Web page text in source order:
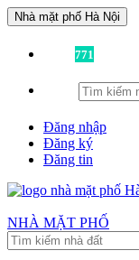
Nhà mặt phố Hà Nội
771
Đăng nhập
Đăng ký
Đăng tin
NHÀ MẶT PHỐ